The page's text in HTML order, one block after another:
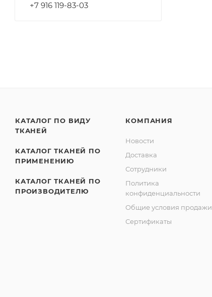
+7 916 119-83-03
КАТАЛОГ ПО ВИДУ
ТКАНЕЙ
КАТАЛОГ ТКАНЕЙ ПО
ПРИМЕНЕНИЮ
КАТАЛОГ ТКАНЕЙ ПО
ПРОИЗВОДИТЕЛЮ
КОМПАНИЯ
Новости
Доставка
Сотрудники
Политика
конфиденциальности
Общие условия продажи
Сертификаты